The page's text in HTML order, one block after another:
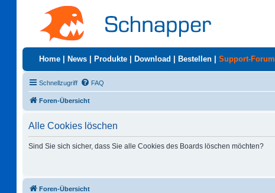
Home News Produkte Download Bestellen Support-Forum
Schnellzugriff FAQ
Foren-Übersicht
Alle Cookies löschen
Sind Sie sich sicher, dass Sie alle Cookies des Boards löschen möchten?
Foren-Übersicht